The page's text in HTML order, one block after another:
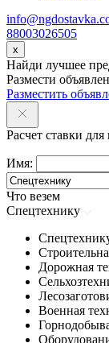
88003026505
x
Найди лучшее
Размести
Разместить
Расчет ставки
Имя:
Что везем
Спецтехнику
Дорожная
Военная